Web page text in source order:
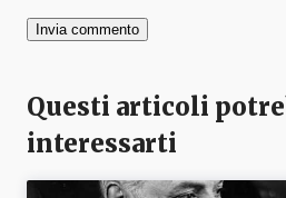
Questi articoli
interessarti